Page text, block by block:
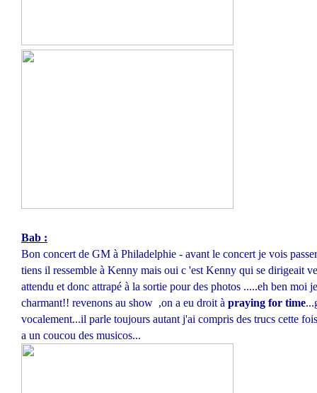
Bab :
Bon concert de GM à Philadelphie - avant le concert je vois
tiens il ressemble à Kenny mais oui c 'est Kenny qui se dirigeait
attendu et donc attrapé à la sortie pour des photos .....eh ben moi
charmant!! revenons au show ,on a eu droit à praying for time
vocalement...il parle toujours autant j'ai compris des trucs cette
a un coucou des musicos...